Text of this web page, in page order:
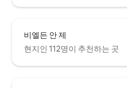
비엘든 안 제
현지인 112명이 추천하는 곳